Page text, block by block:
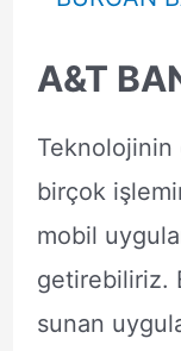
A&T
Teknolojinin
birçok
mobil
getirebiliriz.
sunan